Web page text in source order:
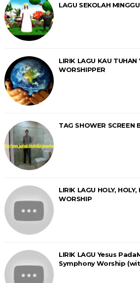
LAGU SEKOLAH MINGGU
LIRIK LAGU KAU TUHAN
WORSHIPPER
TAG SHOWER SCREEN
LIRIK LAGU HOLY, HOLY,
WORSHIP
LIRIK LAGU Yesus
Symphony Worship